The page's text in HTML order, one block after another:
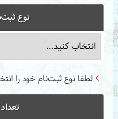
نوع
لطفا نوع ثبت‌نام خود را
تعداد